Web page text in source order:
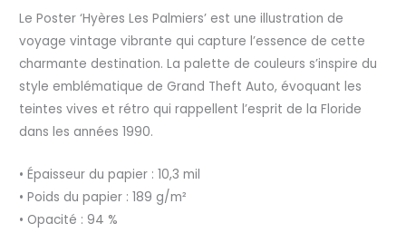
Le Poster ‘Hyères Les Palmiers’ est une illustration de
voyage vintage vibrante qui capture l’essence de cette
charmante destination. La palette de couleurs s’inspire du
style emblématique de Grand Theft Auto, évoquant les
teintes vives et rétro qui rappellent l’esprit de la Floride
dans les années 1990.
• Épaisseur du papier : 10,3 mil
• Poids du papier : 189 g/m²
• Opacité : 94 %